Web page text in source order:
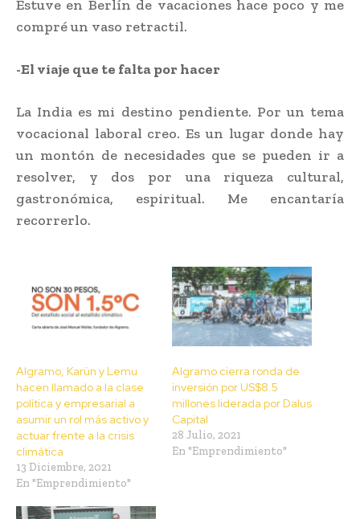
Estuve en Berlín de vacaciones hace poco y me
compré un vaso retractil.
-El viaje que te falta por hacer
La India es mi destino pendiente. Por un tema
vocacional laboral creo. Es un lugar donde hay
un montón de necesidades que se pueden ir a
resolver, y dos por una riqueza cultural,
gastronómica, espiritual. Me encantaría
recorrerlo.
Algramo, Karün y Lemu
hacen llamado a la clase
política y empresarial a
asumir un rol más activo y
actuar frente a la crisis
climática
13 Diciembre, 2021
En "Emprendimiento"
Algramo cierra ronda de
inversión por US$8.5
millones liderada por Dalus
Capital
28 Julio, 2021
En "Emprendimiento"